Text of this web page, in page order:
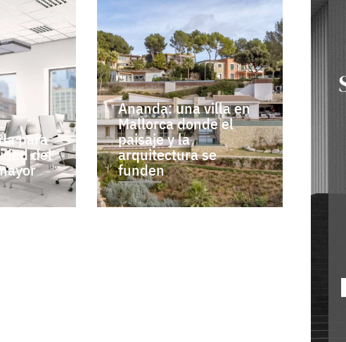
para
del
Ananda: una villa en
Mallorca donde el
paisaje y la
arquitectura se
funden